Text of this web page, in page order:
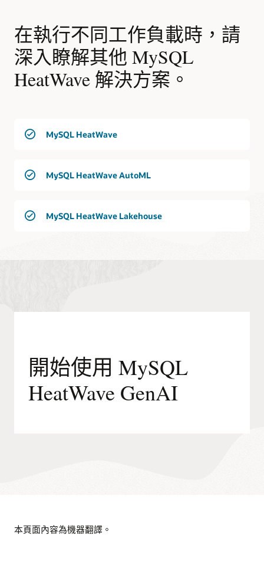
在執行不同工作負載時，請
深入瞭解其他 MySQL
HeatWave 解決方案。
MySQL HeatWave
MySQL HeatWave AutoML
MySQL HeatWave Lakehouse
開始使用 MySQL
HeatWave GenAI
本頁面內容為機器翻譯。